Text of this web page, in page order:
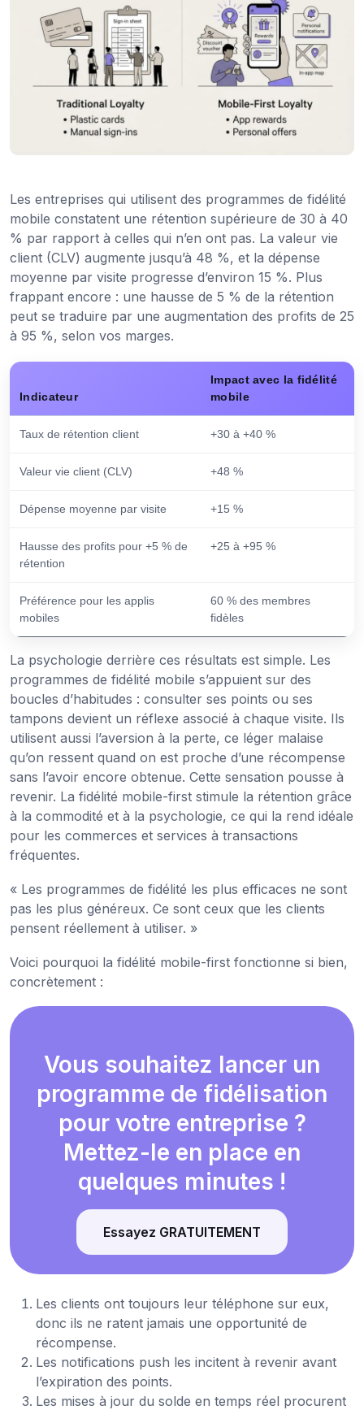
Les entreprises qui utilisent des programmes de fidélité
mobile constatent une rétention supérieure de 30 à 40
% par rapport à celles qui n’en ont pas. La valeur vie
client (CLV) augmente jusqu’à 48 %, et la dépense
moyenne par visite progresse d’environ 15 %. Plus
frappant encore : une hausse de 5 % de la rétention
peut se traduire par une augmentation des profits de 25
à 95 %, selon vos marges.
Indicateur
Impact avec la fidélité
mobile
Taux de rétention client +30 à +40 %
Valeur vie client (CLV) +48 %
Dépense moyenne par visite +15 %
Hausse des profits pour +5 % de
rétention
+25 à +95 %
Préférence pour les applis
mobiles
60 % des membres
fidèles
La psychologie derrière ces résultats est simple. Les
programmes de fidélité mobile s’appuient sur des
boucles d’habitudes : consulter ses points ou ses
tampons devient un réflexe associé à chaque visite. Ils
utilisent aussi l’aversion à la perte, ce léger malaise
qu’on ressent quand on est proche d’une récompense
sans l’avoir encore obtenue. Cette sensation pousse à
revenir. La fidélité mobile-first stimule la rétention grâce
à la commodité et à la psychologie, ce qui la rend idéale
pour les commerces et services à transactions
fréquentes.
« Les programmes de fidélité les plus efficaces ne sont
pas les plus généreux. Ce sont ceux que les clients
pensent réellement à utiliser. »
Voici pourquoi la fidélité mobile-first fonctionne si bien,
concrètement :
Vous souhaitez lancer un
programme de fidélisation
pour votre entreprise ?
Mettez-le en place en
quelques minutes !
Essayez GRATUITEMENT
Les clients ont toujours leur téléphone sur eux,
donc ils ne ratent jamais une opportunité de
récompense.
Les notifications push les incitent à revenir avant
l’expiration des points.
Les mises à jour du solde en temps réel procurent